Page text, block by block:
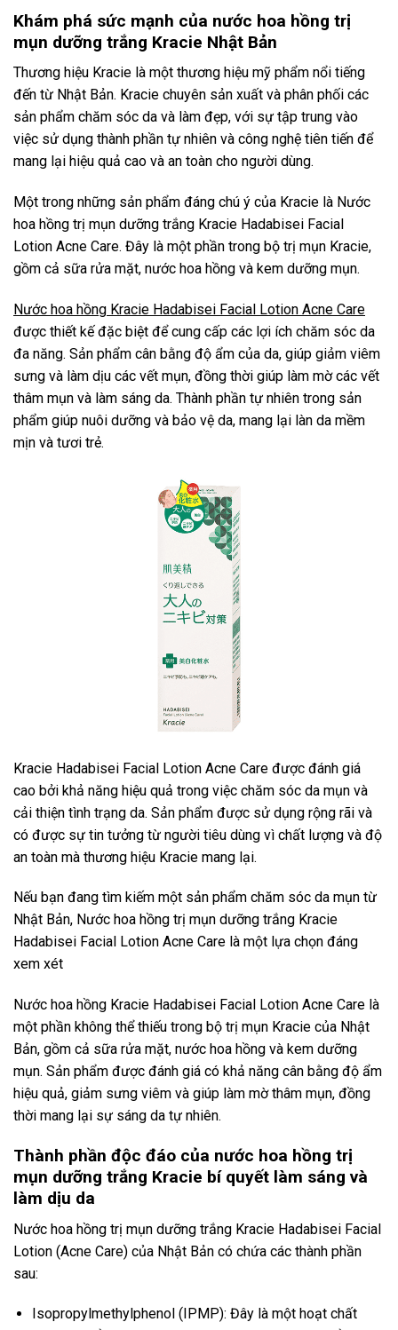
Khám phá sức mạnh của nước hoa hồng trị
mụn dưỡng trắng Kracie Nhật Bản
Thương hiệu Kracie là một thương hiệu mỹ phẩm nổi tiếng
đến từ Nhật Bản. Kracie chuyên sản xuất và phân phối các
sản phẩm chăm sóc da và làm đẹp, với sự tập trung vào
việc sử dụng thành phần tự nhiên và công nghệ tiên tiến để
mang lại hiệu quả cao và an toàn cho người dùng.
Một trong những sản phẩm đáng chú ý của Kracie là Nước
hoa hồng trị mụn dưỡng trắng Kracie Hadabisei Facial
Lotion Acne Care. Đây là một phần trong bộ trị mụn Kracie,
gồm cả sữa rửa mặt, nước hoa hồng và kem dưỡng mụn.
Nước hoa hồng Kracie Hadabisei Facial Lotion Acne Care
được thiết kế đặc biệt để cung cấp các lợi ích chăm sóc da
đa năng. Sản phẩm cân bằng độ ẩm của da, giúp giảm viêm
sưng và làm dịu các vết mụn, đồng thời giúp làm mờ các vết
thâm mụn và làm sáng da. Thành phần tự nhiên trong sản
phẩm giúp nuôi dưỡng và bảo vệ da, mang lại làn da mềm
mịn và tươi trẻ.
Kracie Hadabisei Facial Lotion Acne Care được đánh giá
cao bởi khả năng hiệu quả trong việc chăm sóc da mụn và
cải thiện tình trạng da. Sản phẩm được sử dụng rộng rãi và
có được sự tin tưởng từ người tiêu dùng vì chất lượng và độ
an toàn mà thương hiệu Kracie mang lại.
Nếu bạn đang tìm kiếm một sản phẩm chăm sóc da mụn từ
Nhật Bản, Nước hoa hồng trị mụn dưỡng trắng Kracie
Hadabisei Facial Lotion Acne Care là một lựa chọn đáng
xem xét
Nước hoa hồng Kracie Hadabisei Facial Lotion Acne Care là
một phần không thể thiếu trong bộ trị mụn Kracie của Nhật
Bản, gồm cả sữa rửa mặt, nước hoa hồng và kem dưỡng
mụn. Sản phẩm được đánh giá có khả năng cân bằng độ ẩm
hiệu quả, giảm sưng viêm và giúp làm mờ thâm mụn, đồng
thời mang lại sự sáng da tự nhiên.
Thành phần độc đáo của nước hoa hồng trị
mụn dưỡng trắng Kracie bí quyết làm sáng và
làm dịu da
Nước hoa hồng trị mụn dưỡng trắng Kracie Hadabisei Facial
Lotion (Acne Care) của Nhật Bản có chứa các thành phần
sau:
Isopropylmethylphenol (IPMP): Đây là một hoạt chất